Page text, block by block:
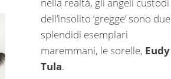
dell’insolito ‘gregge’ sono due
splendidi esemplari
maremmani, le sorelle, Eudy
Tula.